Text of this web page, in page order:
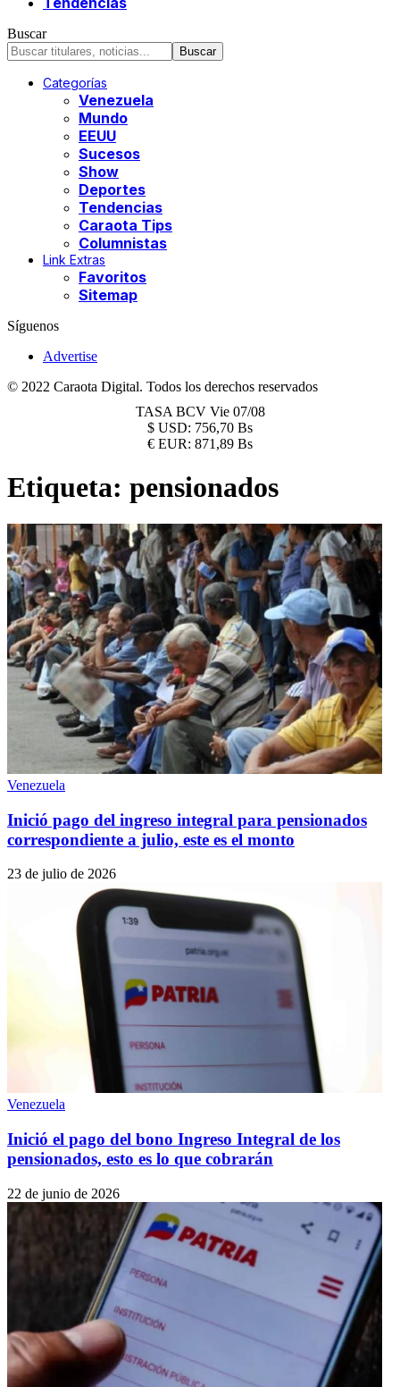
Buscar
Categorías
Venezuela
Mundo
EEUU
Sucesos
Show
Deportes
Tendencias
Caraota Tips
Columnistas
Link Extras
Favoritos
Sitemap
Síguenos
Advertise
© 2022 Caraota Digital. Todos los derechos reservados
TASA BCV Vie 07/08
$ USD: 756,70 Bs
€ EUR: 871,89 Bs
Etiqueta: pensionados
Venezuela
Inició pago del ingreso integral para pensionados
correspondiente a julio, este es el monto
23 de julio de 2026
Venezuela
Inició el pago del bono Ingreso Integral de los
pensionados, esto es lo que cobrarán
22 de junio de 2026